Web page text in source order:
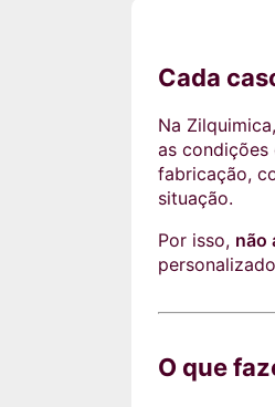
Cada
Na
as
fabricação,
situação.
Por isso, não
O que